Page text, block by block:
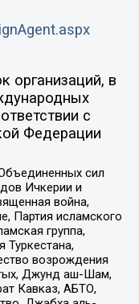
организаций, в
с
Федерации
сил
Ичкерии и
война,
Партия исламского
группа,
Туркестана,
возрождения
Джунд аш-Шам,
Кавказ, АБТО,